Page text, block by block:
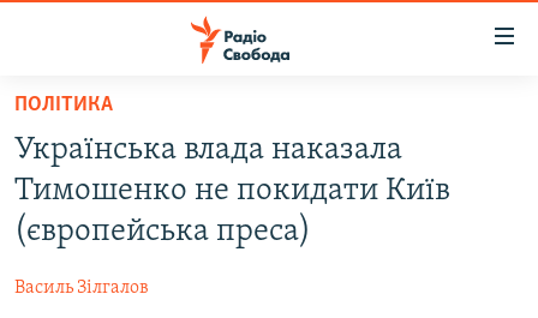
Перейти
основного
матеріалу
Перейти
до
основної
ВСЕ ЗА ДОБУ
СТАТТІ
РОСІЙСЬКА «ФІЛЬТРАЦІЯ»
ПОЛІТИКА
Українська влада наказала
Тимошенко не покидати Київ
(європейська преса)
Василь Зілгалов